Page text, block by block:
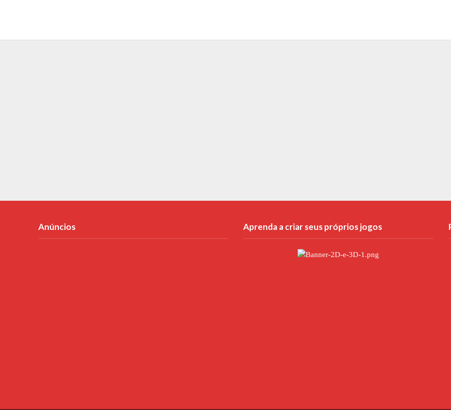
Anúncios Aprenda a criar seus próprios jogos